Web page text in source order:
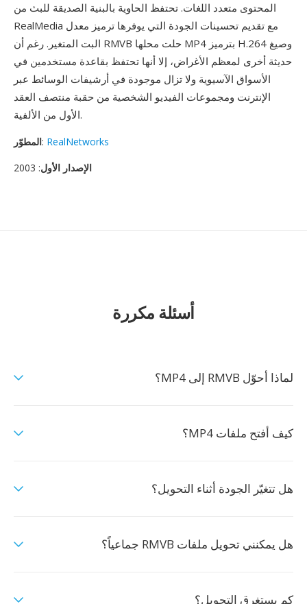
المحتوى متعدد اللغات. تحتفظ الحاوية بالبنية الصديقة للبث من
RealMedia مع تقديم تحسينات الجودة التي يوفرها ترميز معدل
البت المتغير. رغم أن RMVB حلت محلها MP4 بترميز H.264 وصيغ
حديثة أخرى لمعظم الأغراض، إلا أنها تحتفظ بقاعدة مستخدمين في
الأسواق الآسيوية ولا تزال موجودة في أرشيفات الوسائط عبر
الإنترنت ومجموعات الفيديو الشخصية من حقبة منتصف العقد
الأول من الألفية.
المطوّر: RealNetworks
الإصدار الأول: 2003
أسئلة مكررة
لماذا أحوّل RMVB إلى MP4؟
كيف أفتح ملفات MP4؟
هل تتغيّر الجودة أثناء التحويل؟
هل يمكنني تحويل ملفات RMVB جماعياً؟
كم يستغرق التحويل؟